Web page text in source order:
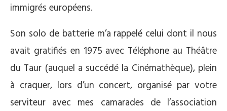
immigrés européens.
Son solo de batterie m’a rappelé celui dont il nous
avait gratifiés en 1975 avec Téléphone au Théâtre
du Taur (auquel a succédé la Cinémathèque), plein
à craquer, lors d’un concert, organisé par votre
serviteur avec mes camarades de l’association